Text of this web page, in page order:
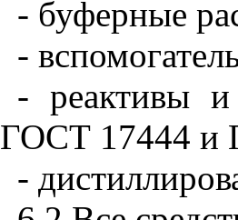
- буферные
-
- реактивы и
ГОСТ 17444 и
-